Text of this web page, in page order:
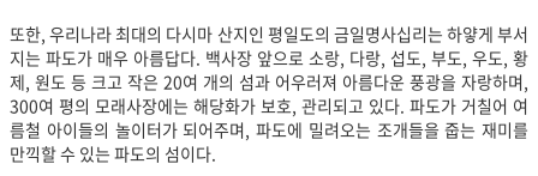
또한, 우리나라 최대의 다시마 산지인 평일도의 금일명사십리는 하얗게 부서
지는 파도가 매우 아름답다. 백사장 앞으로 소랑, 다랑, 섭도, 부도, 우도, 황
제, 원도 등 크고 작은 20여 개의 섬과 어우러져 아름다운 풍광을 자랑하며,
300여 평의 모래사장에는 해당화가 보호, 관리되고 있다. 파도가 거칠어 여
름철 아이들의 놀이터가 되어주며, 파도에 밀려오는 조개들을 줍는 재미를
만끽할 수 있는 파도의 섬이다.